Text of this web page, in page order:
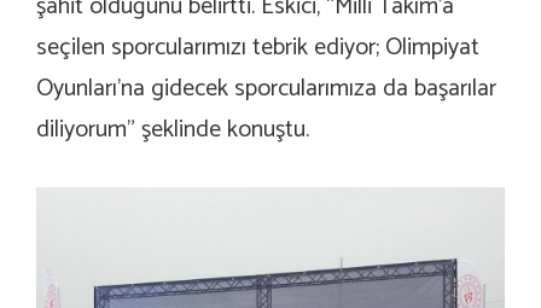
seçilen sporcularımızı tebrik ediyor; Olimpiyat
Oyunları’na gidecek sporcularımıza da başarılar
diliyorum” şeklinde konuştu.